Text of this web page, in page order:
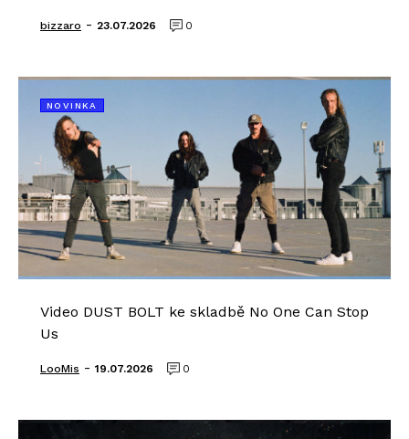
bizzaro - 23.07.2026 0
NOVINKA
Video DUST BOLT ke skladbě No One Can Stop
Us
LooMis - 19.07.2026 0